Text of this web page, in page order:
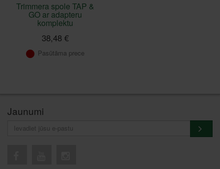
Trimmera spole TAP &
GO ar adapteru
komplektu
38,48 €
Pasūtāma prece
Jaunumi